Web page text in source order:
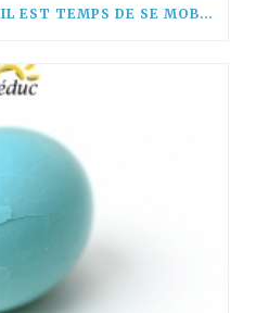
SECOURISME EN LIGNE, IL EST TEMPS DE SE MOBILISER !